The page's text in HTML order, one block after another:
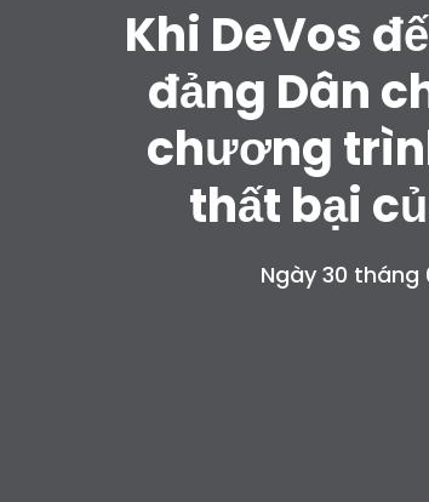
Khi DeVos
đảng Dân
chương
thất bại
Ngày 30 tháng